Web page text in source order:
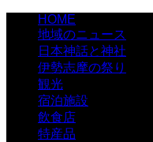
HOME
地域のニュース
日本神話と神社
伊勢志摩の祭り
観光
宿泊施設
飲食店
特産品